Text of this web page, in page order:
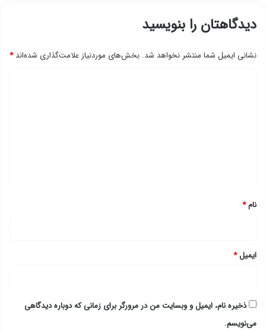
دیدگاهتان را بنویسید
نشانی ایمیل شما منتشر نخواهد شد. بخش‌های موردنیاز علامت‌گذاری شده‌اند*
نام*
ایمیل*
ذخیره نام، ایمیل و وبسایت من در مرورگر برای زمانی که دوباره دیدگاهی
می‌نویسم.